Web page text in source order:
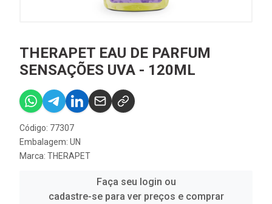
THERAPET EAU DE PARFUM
SENSAÇÕES UVA - 120ML
Código: 77307
Embalagem: UN
Marca: THERAPET
Faça seu login ou
cadastre-se para ver preços e comprar